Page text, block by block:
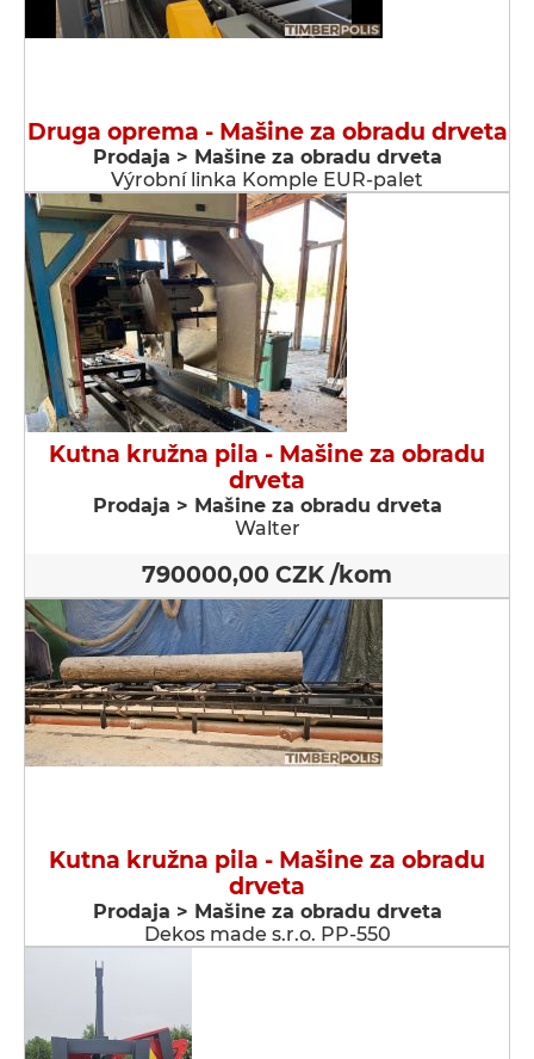
Druga oprema - Мašine za obradu drveta
Prodaja > Мašine za obradu drveta
Výrobní linka Komple EUR-palet
Kutna kružna pila - Мašine za obradu
drveta
Prodaja > Мašine za obradu drveta
Walter
790000,00 CZK /kom
Kutna kružna pila - Мašine za obradu
drveta
Prodaja > Мašine za obradu drveta
Dekos made s.r.o. PP-550